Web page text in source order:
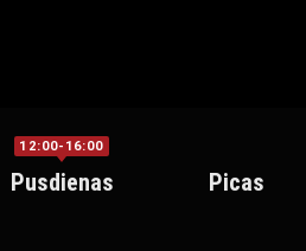
12:00-16:00
Pusdienas Picas